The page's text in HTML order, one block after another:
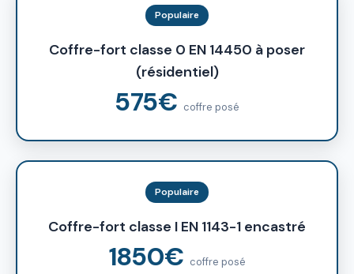
Populaire
Coffre-fort classe 0 EN 14450 à poser
(résidentiel)
575€ coffre posé
Populaire
Coffre-fort classe I EN 1143-1 encastré
1850€ coffre posé